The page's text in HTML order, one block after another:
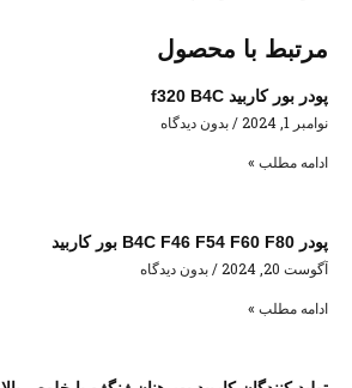
مرتبط با محصول
پودر بور کاربید f320 B4C
نوامبر 1, 2024
بدون دیدگاه
ادامه مطلب »
پودر B4C F46 F54 F60 F80 بور کاربید
آگوست 20, 2024
بدون دیدگاه
ادامه مطلب »